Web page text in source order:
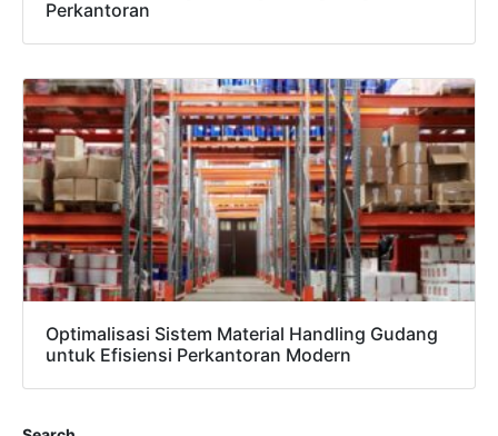
Perkantoran
Optimalisasi Sistem Material Handling Gudang
untuk Efisiensi Perkantoran Modern